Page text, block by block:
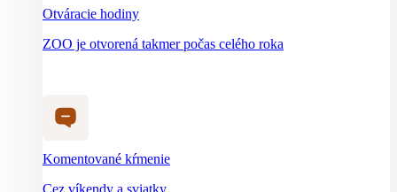
Otváracie hodiny
ZOO je otvorená takmer počas celého roka
Komentované kŕmenie
Cez víkendy a sviatky